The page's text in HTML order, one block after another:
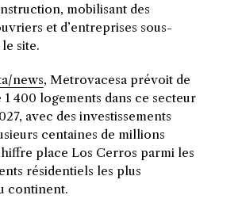
mobilisant des
et d’entreprises sous-
site.
news, Metrovacesa prévoit de
400 logements dans ce secteur
avec des investissements
centaines de millions
place Los Cerros parmi les
résidentiels les plus
continent.